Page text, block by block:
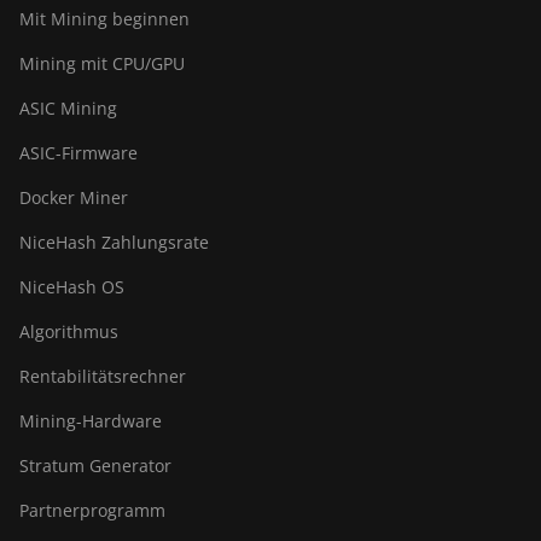
BITMAIN AntMiner Z15
Z15e
BITMAIN AntMiner Z15j
BITMAIN Antminer S19
Hyd. (152Th)
BITMAIN Antminer S19
XP Hyd (255Th)
BITMAIN Antminer S19j
(90Th)
Mit Mining beginnen
Mining mit CPU/GPU
ASIC Mining
ASIC-Firmware
Docker Miner
NiceHash Zahlungsrate
NiceHash OS
Algorithmus
Rentabilitätsrechner
Mining-Hardware
Stratum Generator
Partnerprogramm